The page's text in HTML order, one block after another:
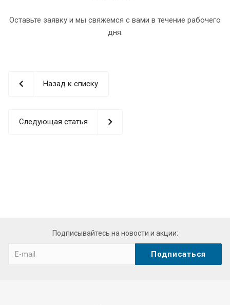
Оставьте заявку и мы свяжемся с вами в течение рабочего
дня.
Назад к списку
Следующая статья
Подписывайтесь на новости и акции: